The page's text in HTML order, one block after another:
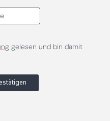
gelesen und bin damit